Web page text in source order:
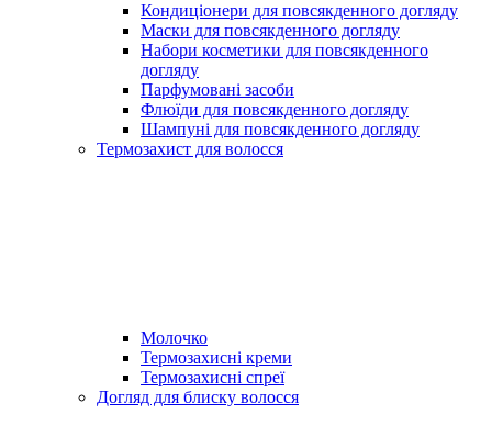
Кондиціонери для повсякденного догляду
Маски для повсякденного догляду
Набори косметики для повсякденного
догляду
Парфумовані засоби
Флюїди для повсякденного догляду
Шампуні для повсякденного догляду
Термозахист для волосся
Молочко
Термозахисні креми
Термозахисні спреї
Догляд для блиску волосся